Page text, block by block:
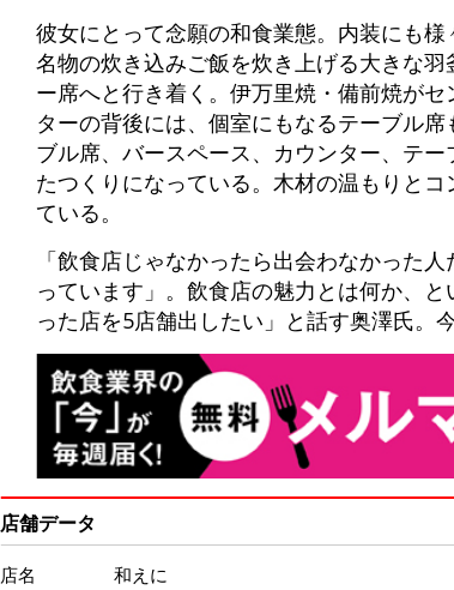
彼女にとって念願の和食業態。内装にも
名物の炊き込みご飯を炊き上げる大きな
ー席へと行き着く。伊万里焼・備前焼が
ターの背後には、個室にもなるテーブル
ブル席、バースペース、カウンター、テ
たつくりになっている。木材の温もりと
ている。
「飲食店じゃなかったら出会わなかった
っています」。飲食店の魅力とは何か、
った店を5店舗出したい」と話す奥澤氏。
店舗データ
店名
和えに